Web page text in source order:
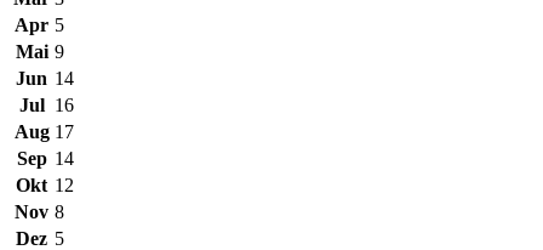
Apr 5
Mai 9
Jun 14
Jul 16
Aug 17
Sep 14
Okt 12
Nov 8
Dez 5